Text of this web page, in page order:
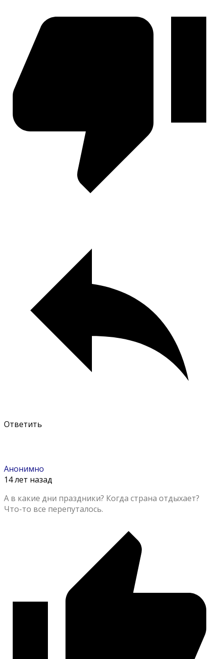
Ответить
Анонимно
14 лет назад
А в какие дни праздники? Когда страна отдыхает?
Что-то все перепуталось.